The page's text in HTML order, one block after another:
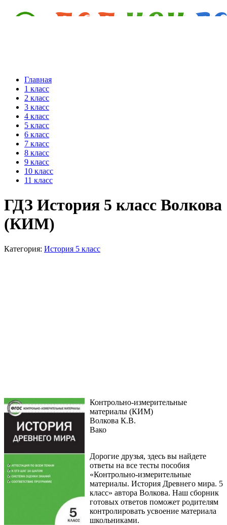
Главная
1 класс
2 класс
3 класс
4 класс
5 класс
6 класс
7 класс
8 класс
9 класс
10 класс
11 класс
ГДЗ История 5 класс Волкова
(КИМ)
Категория: История 5 класс
Контрольно-измерительные
материалы (КИМ)
Волкова К.В.
Вако
Дорогие друзья, здесь вы найдете
ответы на все тесты пособия
«Контрольно-измерительные
материалы. История Древнего мира. 5
класс» автора Волкова. Наш сборник
готовых ответов поможет родителям
контролировать усвоение материала
школьниками.